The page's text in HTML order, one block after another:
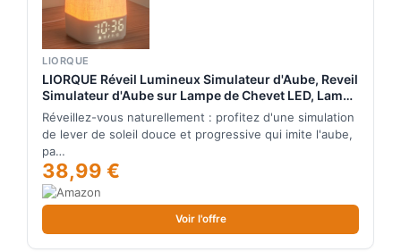
LIORQUE
LIORQUE Réveil Lumineux Simulateur d'Aube, Reveil
Simulateur d'Aube sur Lampe de Chevet LED, Lampe
de Reveil avec 30 Sons pour Dormir, 13 Niveaux de
Luminosité- Adaptateur Inclus
Réveillez-vous naturellement : profitez d'une simulation
de lever de soleil douce et progressive qui imite l'aube,
pa…
38,99 €
Voir l'offre